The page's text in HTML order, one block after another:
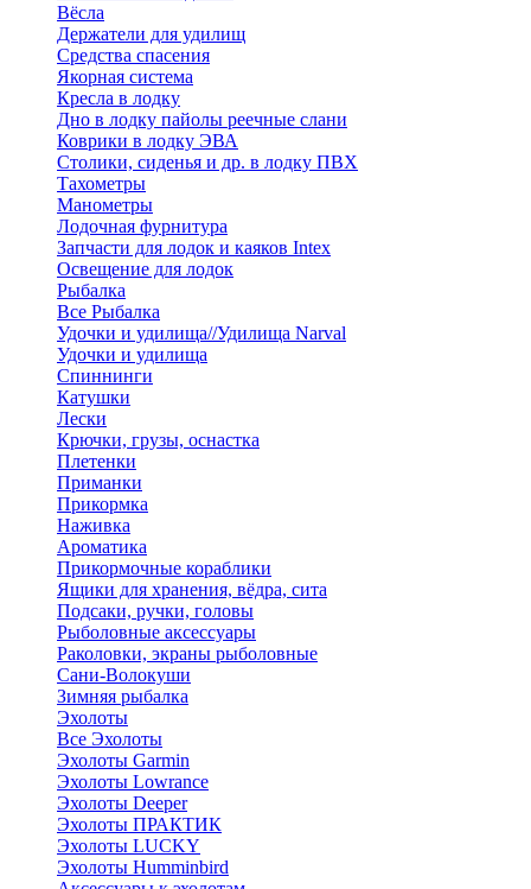
Вёсла
Держатели для удилищ
Средства спасения
Якорная система
Кресла в лодку
Дно в лодку пайолы реечные слани
Коврики в лодку ЭВА
Столики, сиденья и др. в лодку ПВХ
Тахометры
Манометры
Лодочная фурнитура
Запчасти для лодок и каяков Intex
Освещение для лодок
Рыбалка
Все Рыбалка
Удочки и удилища//Удилища Narval
Удочки и удилища
Спиннинги
Катушки
Лески
Крючки, грузы, оснастка
Плетенки
Приманки
Прикормка
Наживка
Ароматика
Прикормочные кораблики
Ящики для хранения, вёдра, сита
Подсаки, ручки, головы
Рыболовные аксессуары
Раколовки, экраны рыболовные
Сани-Волокуши
Зимняя рыбалка
Эхолоты
Все Эхолоты
Эхолоты Garmin
Эхолоты Lowrance
Эхолоты Deeper
Эхолоты ПРАКТИК
Эхолоты LUCKY
Эхолоты Humminbird